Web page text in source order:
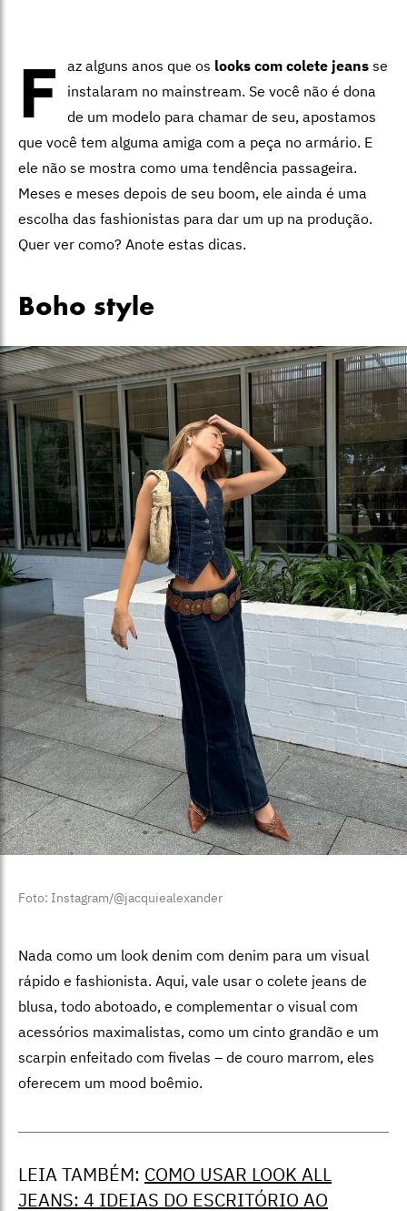
F az alguns anos que os looks com colete jeans se
instalaram no mainstream. Se você não é dona
de um modelo para chamar de seu, apostamos
que você tem alguma amiga com a peça no armário. E
ele não se mostra como uma tendência passageira.
Meses e meses depois de seu boom, ele ainda é uma
escolha das fashionistas para dar um up na produção.
Quer ver como? Anote estas dicas.
Boho style
Foto: Instagram/@jacquiealexander
Nada como um look denim com denim para um visual
rápido e fashionista. Aqui, vale usar o colete jeans de
blusa, todo abotoado, e complementar o visual com
acessórios maximalistas, como um cinto grandão e um
scarpin enfeitado com fivelas – de couro marrom, eles
oferecem um mood boêmio.
LEIA TAMBÉM: COMO USAR LOOK ALL
JEANS: 4 IDEIAS DO ESCRITÓRIO AO